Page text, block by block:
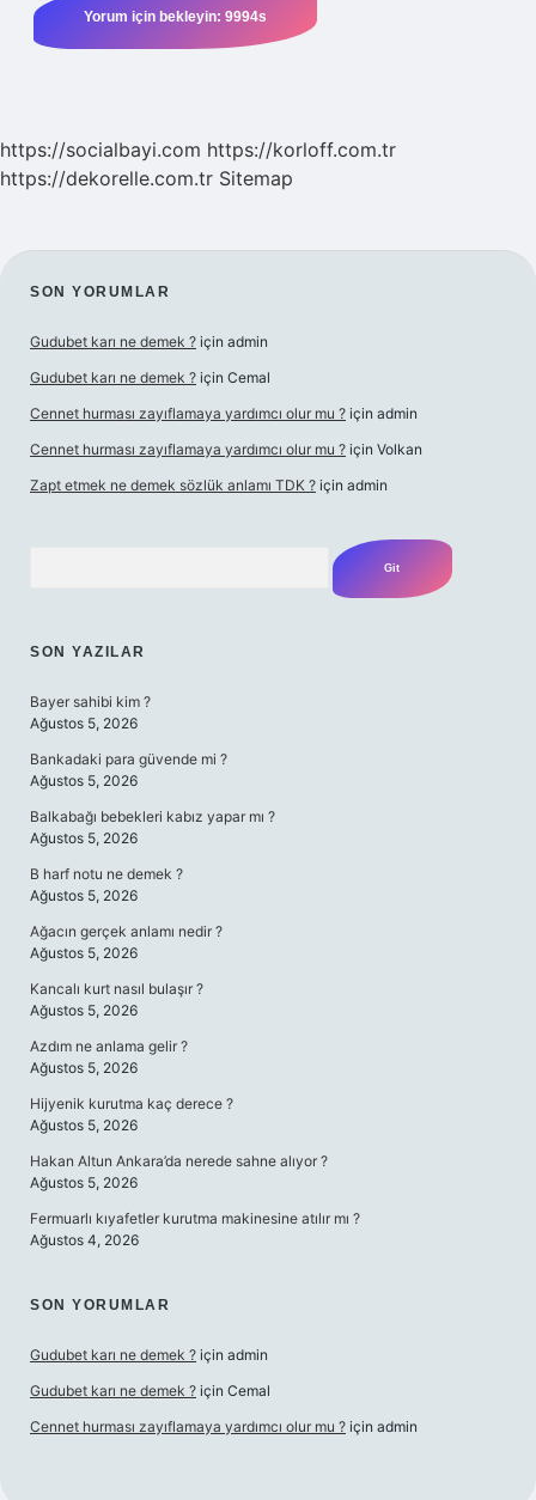
https://socialbayi.com https://korloff.com.tr
https://dekorelle.com.tr Sitemap
SIDEBAR
SON YORUMLAR
Gudubet karı ne demek ? için admin
Gudubet karı ne demek ? için Cemal
Cennet hurması zayıflamaya yardımcı olur mu ? için admin
Cennet hurması zayıflamaya yardımcı olur mu ? için Volkan
Zapt etmek ne demek sözlük anlamı TDK ? için admin
SON YAZILAR
Bayer sahibi kim ?
Ağustos 5, 2026
Bankadaki para güvende mi ?
Ağustos 5, 2026
Balkabağı bebekleri kabız yapar mı ?
Ağustos 5, 2026
B harf notu ne demek ?
Ağustos 5, 2026
Ağacın gerçek anlamı nedir ?
Ağustos 5, 2026
Kancalı kurt nasıl bulaşır ?
Ağustos 5, 2026
Azdım ne anlama gelir ?
Ağustos 5, 2026
Hijyenik kurutma kaç derece ?
Ağustos 5, 2026
Hakan Altun Ankara’da nerede sahne alıyor ?
Ağustos 5, 2026
Fermuarlı kıyafetler kurutma makinesine atılır mı ?
Ağustos 4, 2026
SON YORUMLAR
Gudubet karı ne demek ? için admin
Gudubet karı ne demek ? için Cemal
Cennet hurması zayıflamaya yardımcı olur mu ? için admin